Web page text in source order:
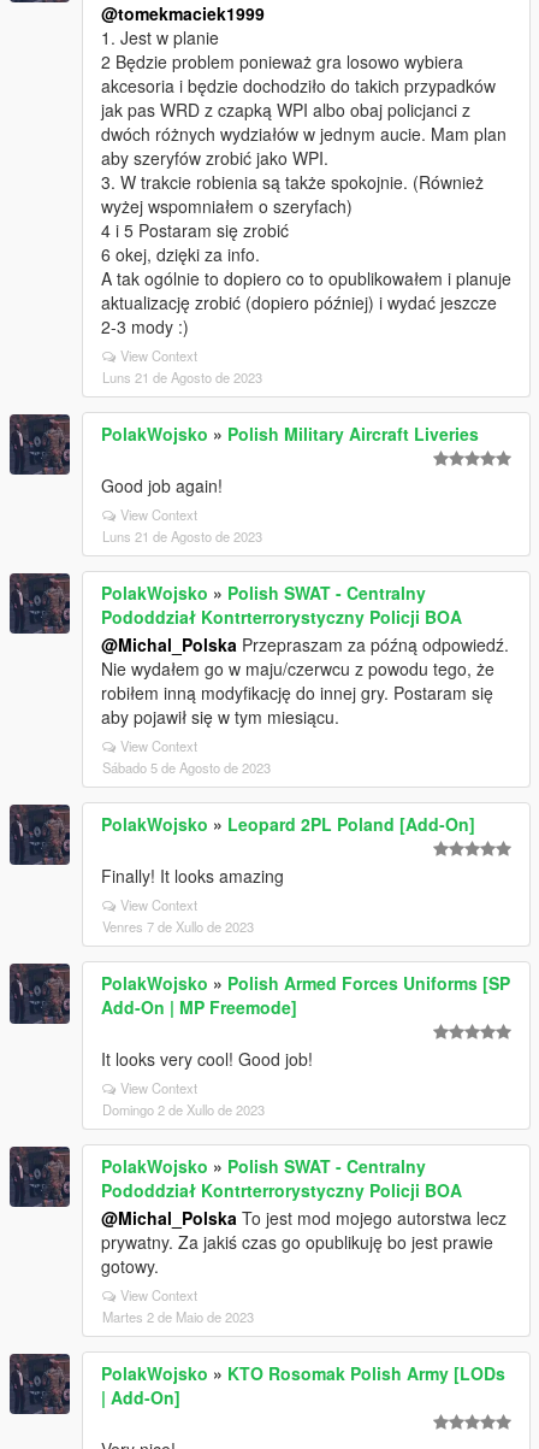
@tomekmaciek1999
1. Jest w planie
2 Będzie problem ponieważ gra losowo wybiera
akcesoria i będzie dochodziło do takich przypadków
jak pas WRD z czapką WPI albo obaj policjanci z
dwóch różnych wydziałów w jednym aucie. Mam plan
aby szeryfów zrobić jako WPI.
3. W trakcie robienia są także spokojnie. (Również
wyżej wspomniałem o szeryfach)
4 i 5 Postaram się zrobić
6 okej, dzięki za info.
A tak ogólnie to dopiero co to opublikowałem i planuje
aktualizację zrobić (dopiero później) i wydać jeszcze
2-3 mody :)
View Context
Luns 21 de Agosto de 2023
PolakWojsko » Polish Military Aircraft Liveries
Good job again!
View Context
Luns 21 de Agosto de 2023
PolakWojsko » Polish SWAT - Centralny
Pododdział Kontrterrorystyczny Policji BOA
@Michal_Polska Przepraszam za późną odpowiedź.
Nie wydałem go w maju/czerwcu z powodu tego, że
robiłem inną modyfikację do innej gry. Postaram się
aby pojawił się w tym miesiącu.
View Context
Sábado 5 de Agosto de 2023
PolakWojsko » Leopard 2PL Poland [Add-On]
Finally! It looks amazing
View Context
Venres 7 de Xullo de 2023
PolakWojsko » Polish Armed Forces Uniforms [SP
Add-On | MP Freemode]
It looks very cool! Good job!
View Context
Domingo 2 de Xullo de 2023
PolakWojsko » Polish SWAT - Centralny
Pododdział Kontrterrorystyczny Policji BOA
@Michal_Polska To jest mod mojego autorstwa lecz
prywatny. Za jakiś czas go opublikuję bo jest prawie
gotowy.
View Context
Martes 2 de Maio de 2023
PolakWojsko » KTO Rosomak Polish Army [LODs
| Add-On]